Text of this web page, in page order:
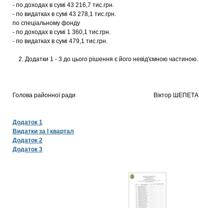
- по доходах в сумі 43 216,7 тис.грн.
- по видатках в сумі 43 278,1 тис.грн.
по спеціальному фонду
- по доходах в сумі 1 360,1 тис.грн.
- по видатках в сумі 479,1 тис.грн.
2. Додатки 1 - 3 до цього рішення є його невід'ємною частиною.
Голова районної ради Віктор ШЕПЕТА
Додаток 1
Видатки за І квартал
Додаток 2
Додаток 3